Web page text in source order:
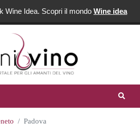
Wine Idea. Scopri il mondo Wine idea
Padova